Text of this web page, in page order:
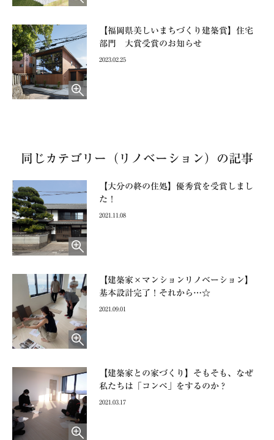
【福岡県美しいまちづくり建築賞】住宅
部門 大賞受賞のお知らせ
2023.02.25
同じカテゴリー（リノベーション）の記事
【大分の終の住処】優秀賞を受賞しまし
た！
2021.11.08
【建築家×マンションリノベーション】
基本設計完了！それから…☆
2021.09.01
【建築家との家づくり】そもそも、なぜ
私たちは「コンペ」をするのか？
2021.03.17